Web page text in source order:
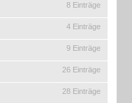
8 Einträge
4 Einträge
9 Einträge
26 Einträge
28 Einträge